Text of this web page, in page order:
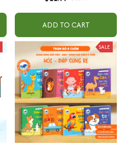
ADD TO CART
SALE